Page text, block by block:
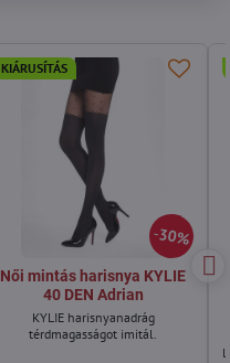
30%
KIÁRUSÍTÁS
Női mintás harisnya KYLIE
40 DEN Adrian
KYLIE harisnyanadrág
térdmagasságot imitál.